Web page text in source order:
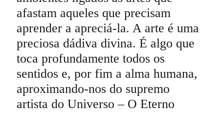
afastam aqueles que precisam
aprender a apreciá-la. A arte é uma
preciosa dádiva divina. É algo que
toca profundamente todos os
sentidos e, por fim a alma humana,
aproximando-nos do supremo
artista do Universo – O Eterno